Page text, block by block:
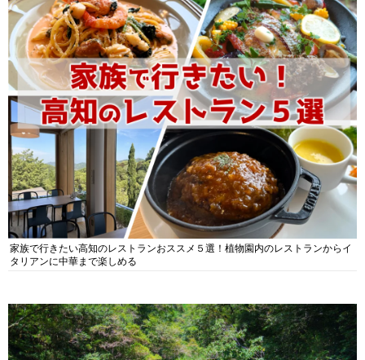
家族で行きたい高知のレストランおススメ５選！植物園内のレストランからイ
タリアンに中華まで楽しめる